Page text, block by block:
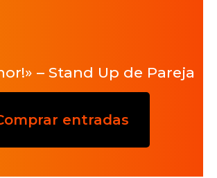
– Stand Up de Pareja
entradas